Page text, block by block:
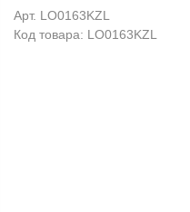
Арт. LO0163KZL
Код товара: LO0163KZL